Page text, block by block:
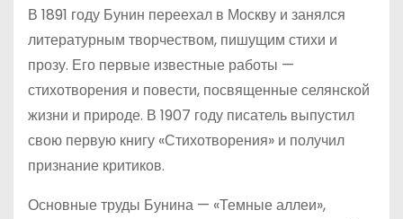
В 1891 году Бунин переехал в Москву и занялся
литературным творчеством, пишущим стихи и
прозу. Его первые известные работы —
стихотворения и повести, посвященные селянской
жизни и природе. В 1907 году писатель выпустил
свою первую книгу «Стихотворения» и получил
признание критиков.
Основные труды Бунина — «Темные аллеи»,